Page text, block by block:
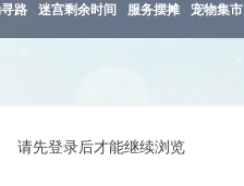
路 迷宫剩余时间 服务摆摊 宠物集市
请先登录后才能继续浏览